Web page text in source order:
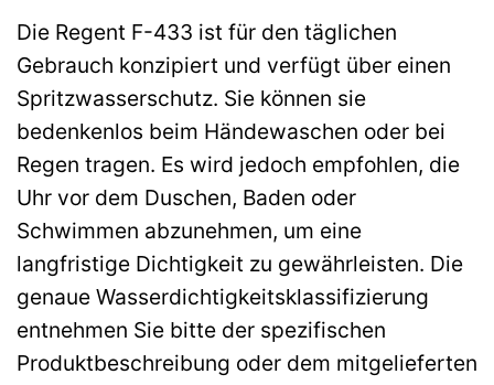
Die Regent F-433 ist für den täglichen
Gebrauch konzipiert und verfügt über einen
Spritzwasserschutz. Sie können sie
bedenkenlos beim Händewaschen oder bei
Regen tragen. Es wird jedoch empfohlen, die
Uhr vor dem Duschen, Baden oder
Schwimmen abzunehmen, um eine
langfristige Dichtigkeit zu gewährleisten. Die
genaue Wasserdichtigkeitsklassifizierung
entnehmen Sie bitte der spezifischen
Produktbeschreibung oder dem mitgelieferten